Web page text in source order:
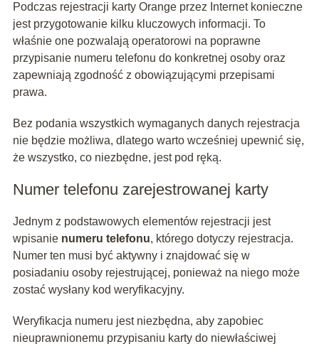
Podczas rejestracji karty Orange przez Internet konieczne
jest przygotowanie kilku kluczowych informacji. To
właśnie one pozwalają operatorowi na poprawne
przypisanie numeru telefonu do konkretnej osoby oraz
zapewniają zgodność z obowiązującymi przepisami
prawa.
Bez podania wszystkich wymaganych danych rejestracja
nie będzie możliwa, dlatego warto wcześniej upewnić się,
że wszystko, co niezbędne, jest pod ręką.
Numer telefonu zarejestrowanej karty
Jednym z podstawowych elementów rejestracji jest
wpisanie numeru telefonu, którego dotyczy rejestracja.
Numer ten musi być aktywny i znajdować się w
posiadaniu osoby rejestrującej, ponieważ na niego może
zostać wysłany kod weryfikacyjny.
Weryfikacja numeru jest niezbędna, aby zapobiec
nieuprawnionemu przypisaniu karty do niewłaściwej